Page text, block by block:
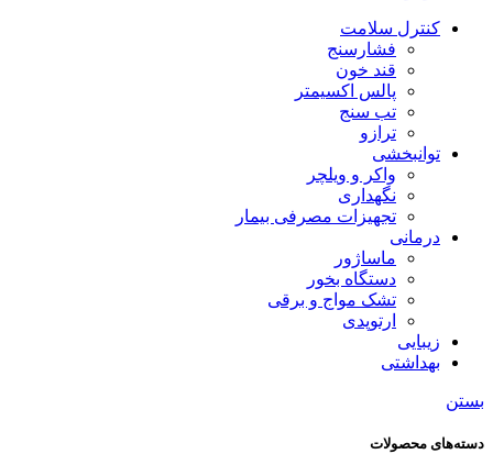
کنترل سلامت
فشارسنج
قند خون
پالس اکسیمتر
تب سنج
ترازو
توانبخشی
واکر و ویلچر
نگهداری
تجهیزات مصرفی بیمار
درمانی
ماساژور
دستگاه بخور
تشک مواج و برقی
ارتوپدی
زیبایی
بهداشتی
بستن
دسته‌های محصولات